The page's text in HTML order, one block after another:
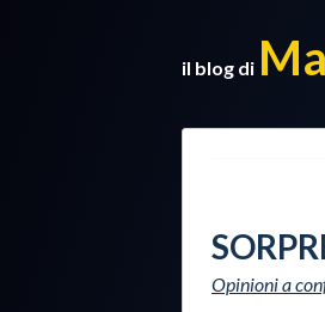
il blog di
Opinioni a